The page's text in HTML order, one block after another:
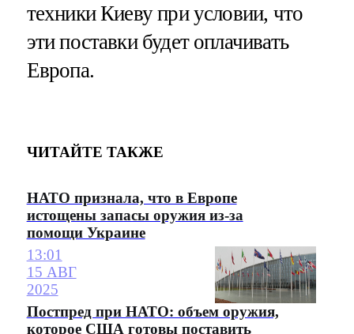
техники Киеву при условии, что
эти поставки будет оплачивать
Европа.
ЧИТАЙТЕ ТАКЖЕ
НАТО признала, что в Европе
истощены запасы оружия из-за
помощи Украине
13:01
15 АВГ
2025
Постпред при НАТО: объем оружия,
которое США готовы поставить